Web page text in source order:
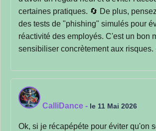
certaines pratiques. 🔄 De plus,
des tests de "phishing" simulés pour
réactivité des employés. C'est un bon
sensibiliser concrètement aux risques.
CalliDance - le 11 Mai 2026
Ok, si je récapépéte pour éviter qu'on